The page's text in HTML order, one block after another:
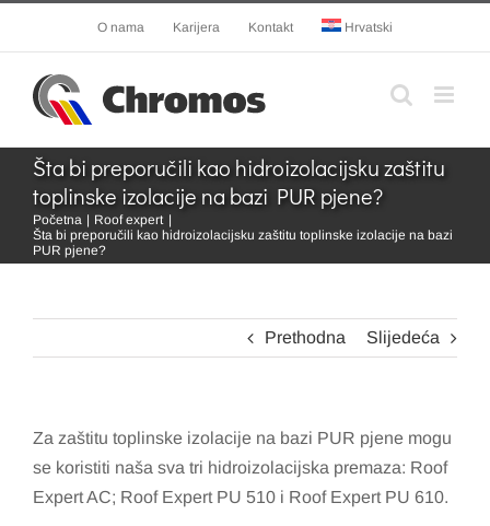
content
O nama Karijera Kontakt Hrvatski
Šta bi preporučili kao hidroizolacijsku zaštitu
toplinske izolacije na bazi PUR pjene?
Početna
Roof expert
Šta bi preporučili kao hidroizolacijsku zaštitu toplinske izolacije na bazi
PUR pjene?
Prethodna Slijedeća
Za zaštitu toplinske izolacije na bazi PUR pjene mogu
se koristiti naša sva tri hidroizolacijska premaza: Roof
Expert AC; Roof Expert PU 510 i Roof Expert PU 610.